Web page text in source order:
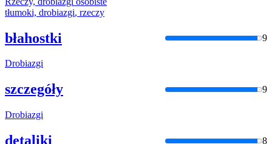
tłumoki, drobiazgi, rzeczy
błahostki 9
Drobiazgi
szczegóły 9
Drobiazgi
detaliki 8